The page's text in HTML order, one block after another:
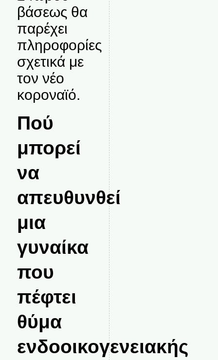
βάσεως θα
παρέχει
πληροφορίες
σχετικά με
τον νέο
κοροναϊό.
Πού
μπορεί
να
απευθυνθεί
μια
γυναίκα
που
πέφτει
θύμα
ενδοοικογενειακής